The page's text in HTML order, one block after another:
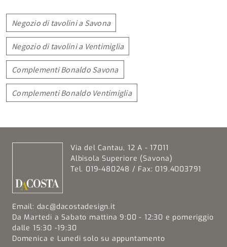
Negozio di tavolini a Savona
Negozio di tavolini a Ventimiglia
Complementi Bonaldo Savona
Complementi Bonaldo Ventimiglia
Via del Cantau, 12 A - 17011
Albisola Superiore (Savona)
Tel. 019-480248 / Fax: 019.4003791
Email: dac@dacostadesign.it
Da Martedi a Sabato mattina 9:00 - 12:30 e pomeriggio
dalle 15:30 -19:30
Domenica e Lunedi solo su appuntamento